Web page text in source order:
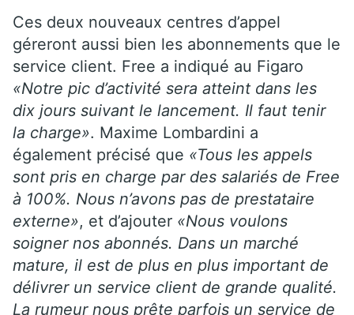
Ces deux nouveaux centres d’appel
géreront aussi bien les abonnements que le
service client. Free a indiqué au Figaro
«Notre pic d’activité sera atteint dans les
dix jours suivant le lancement. Il faut tenir
la charge». Maxime Lombardini a
également précisé que «Tous les appels
sont pris en charge par des salariés de Free
à 100%. Nous n’avons pas de prestataire
externe», et d’ajouter «Nous voulons
soigner nos abonnés. Dans un marché
mature, il est de plus en plus important de
délivrer un service client de grande qualité.
La rumeur nous prête parfois un service de